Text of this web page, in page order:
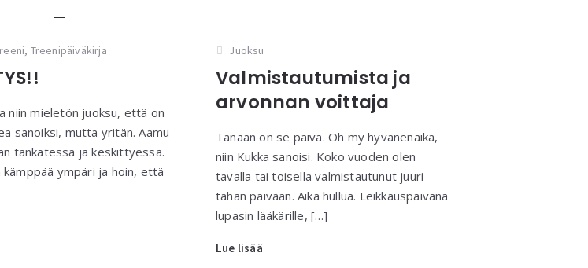
, Treenipäiväkirja
niin mieletön juoksu, että on
sanoiksi, mutta yritän. Aamu
tankatessa ja keskittyessä.
kämppää ympäri ja hoin, että
Juoksu
Valmistautumista ja
arvonnan voittaja
Tänään on se päivä. Oh my hyvänenaika,
niin Kukka sanoisi. Koko vuoden olen
tavalla tai toisella valmistautunut juuri
tähän päivään. Aika hullua. Leikkauspäivänä
lupasin lääkärille, […]
Lue lisää